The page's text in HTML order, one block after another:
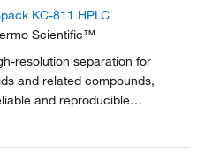
KC-811 HPLC
Scientific™
resolution separation for
and related compounds,
and reproducible